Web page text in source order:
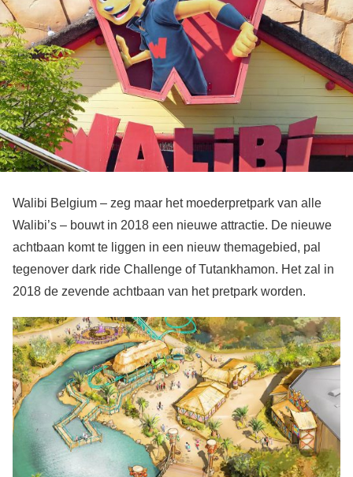
Walibi Belgium – zeg maar het moederpretpark van alle
Walibi’s – bouwt in 2018 een nieuwe attractie. De nieuwe
achtbaan komt te liggen in een nieuw themagebied, pal
tegenover dark ride Challenge of Tutankhamon. Het zal in
2018 de zevende achtbaan van het pretpark worden.